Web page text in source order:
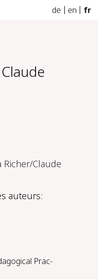
de en fr
Claude
Richer/Claude
auteurs:
Prac­